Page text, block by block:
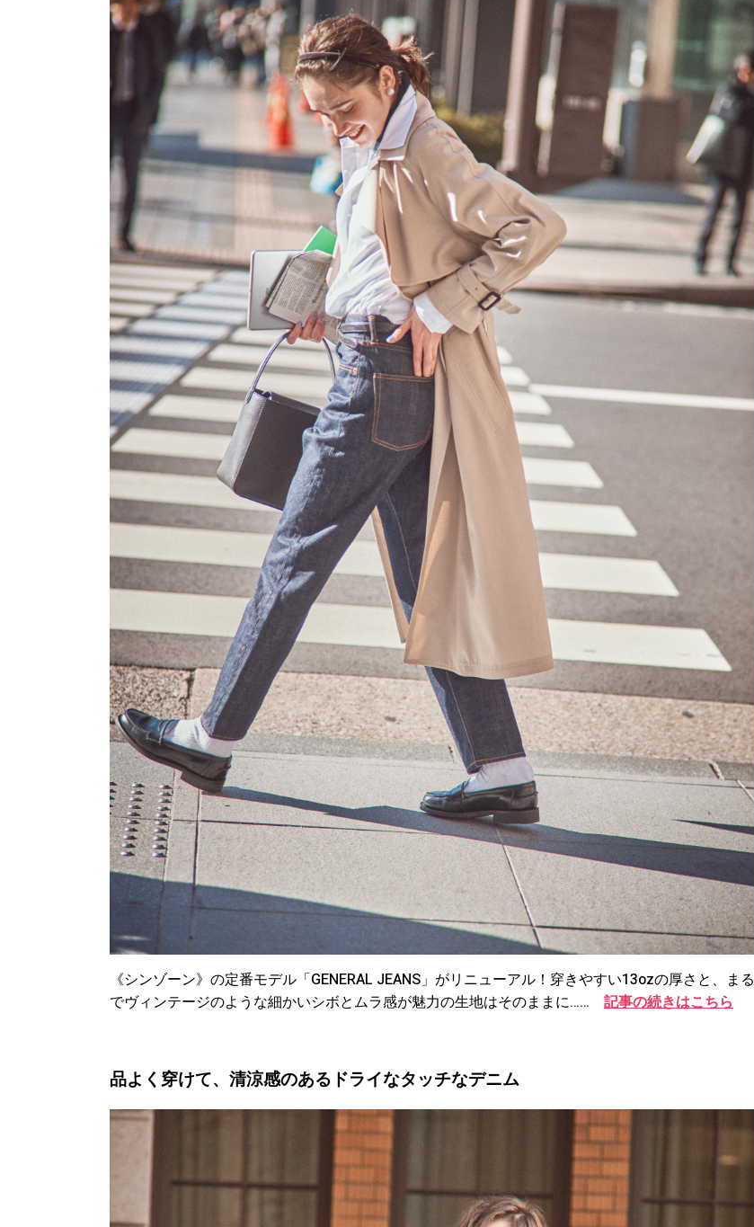
《シンゾーン》の定番モデル「GENERAL JEANS」がリニューアル！穿きやすい13ozの厚さと、まる
でヴィンテージのような細かいシボとムラ感が魅力の生地はそのままに…… 記事の続きはこちら
品よく穿けて、清涼感のあるドライなタッチなデニム